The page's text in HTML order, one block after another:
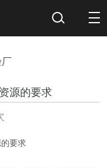
厂
源的要求
要求